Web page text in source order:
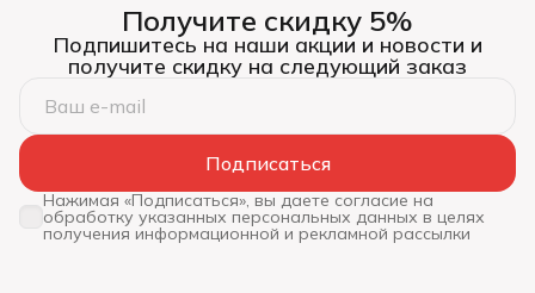
Получите скидку 5%
Подпишитесь на наши акции и новости и
получите скидку на следующий заказ
Подписаться
Нажимая «Подписаться», вы даете согласие на
обработку указанных персональных данных в целях
получения информационной и рекламной рассылки